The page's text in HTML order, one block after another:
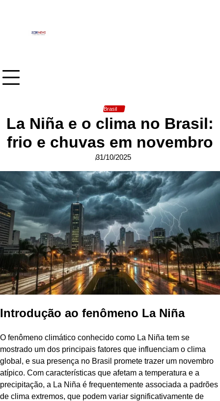
Brasil
La Niña e o clima no Brasil:
frio e chuvas em novembro
31/10/2025
Introdução ao fenômeno La Niña
O fenômeno climático conhecido como La Niña tem se
mostrado um dos principais fatores que influenciam o clima
global, e sua presença no Brasil promete trazer um novembro
atípico. Com características que afetam a temperatura e a
precipitação, a La Niña é frequentemente associada a padrões
de clima extremos, que podem variar significativamente de